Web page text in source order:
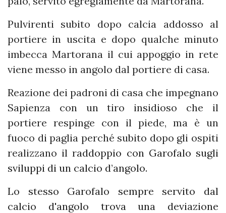
Pulvirenti subito dopo calcia addosso al
portiere in uscita e dopo qualche minuto
imbecca Martorana il cui appoggio in rete
viene messo in angolo dal portiere di casa.
Reazione dei padroni di casa che impegnano
Sapienza con un tiro insidioso che il
portiere respinge con il piede, ma è un
fuoco di paglia perché subito dopo gli ospiti
realizzano il raddoppio con Garofalo sugli
sviluppi di un calcio d’angolo.
Lo stesso Garofalo sempre servito dal
calcio d'angolo trova una deviazione